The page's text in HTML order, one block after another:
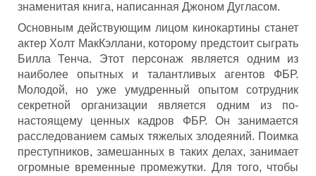
знаменитая книга, написанная Джоном Дугласом.
Основным действующим лицом кинокартины станет
актер Холт МакКэллани, которому предстоит сыграть
Билла Тенча. Этот персонаж является одним из
наиболее опытных и талантливых агентов ФБР.
Молодой, но уже умудренный опытом сотрудник
секретной организации является одним из по-
настоящему ценных кадров ФБР. Он занимается
расследованием самых тяжелых злодеяний. Поимка
преступников, замешанных в таких делах, занимает
огромные временные промежутки. Для того, чтобы